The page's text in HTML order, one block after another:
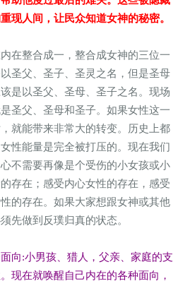
现人间，让民众知道女神的秘密。
在整合成一，整合成女神的三位一
圣父、圣子、圣灵之名，但是圣母
是以圣父、圣母、圣子之名。现场
圣父、圣母和圣子。如果女性这一
就能带来非常大的转变。历史上都
性能量是完全被打压的。现在我们
不需要再像是个受伤的小女孩或小
存在；感受内心女性的存在，感受
的存在。如果大家想跟女神或其他
先做到反璞归真的状态。
向:小男孩、猎人，父亲、家庭的支
现在就唤醒自己内在的各种面向，